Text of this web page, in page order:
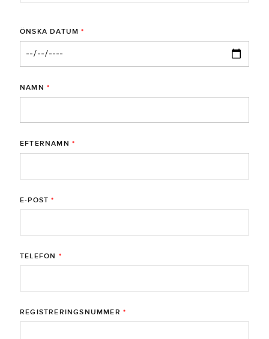
ÖNSKA DATUM *
NAMN *
EFTERNAMN *
E-POST *
TELEFON *
REGISTRERINGSNUMMER *